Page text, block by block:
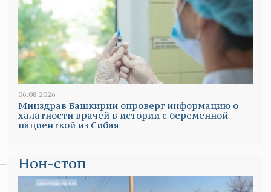
06.08.2026
Минздрав Башкирии опроверг информацию о
халатности врачей в истории с беременной
пациенткой из Сибая
Нон-стоп